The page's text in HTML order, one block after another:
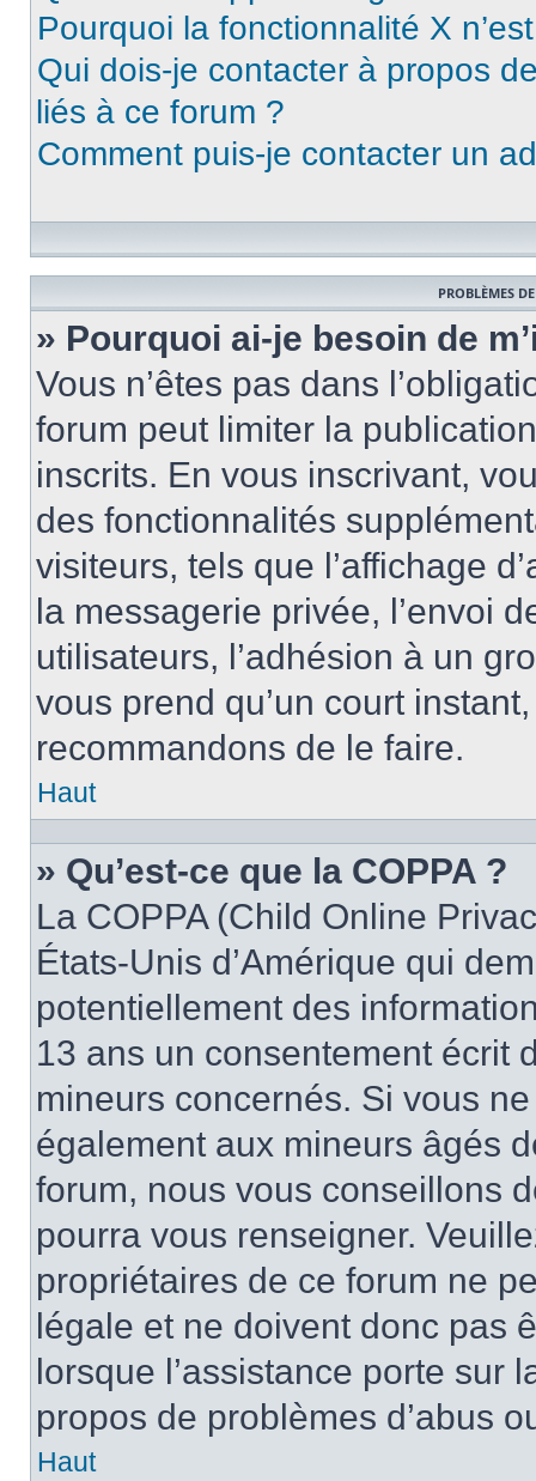
Pourquoi la fonctionnalité X
Qui dois-je contacter à propos
liés à ce forum ?
Comment puis-je contacter un
PROBLÈMES
» Pourquoi ai-je besoin de
Vous n’êtes pas dans
forum peut limiter la
inscrits. En vous inscrivant,
des fonctionnalités
visiteurs, tels que l’affichage
la messagerie privée, l’envoi
utilisateurs, l’adhésion à un
vous prend qu’un court
recommandons de le faire.
Haut
» Qu’est-ce que la COPPA ?
La COPPA (Child Online
États-Unis d’Amérique qui
potentiellement des
13 ans un consentement écrit
mineurs concernés. Si vous
également aux mineurs âgés
forum, nous vous conseillons
pourra vous renseigner.
propriétaires de ce forum ne
légale et ne doivent donc pas
lorsque l’assistance porte sur
propos de problèmes d’abus
Haut